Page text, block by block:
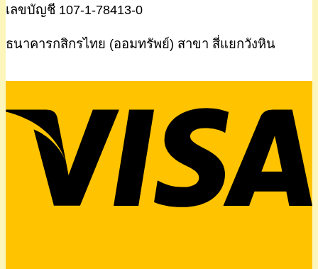
เลขบัญชี 107-1-78413-0
ธนาคารกสิกรไทย (ออมทรัพย์) สาขา สี่แยกวังหิน